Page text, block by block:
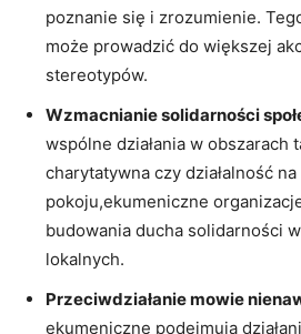
⁢poznanie się i zrozumienie.
może prowadzić do większej
stereotypów.
Wzmacnianie solidarności
wspólne działania w obszarach
charytatywna czy działalność
⁢pokoju,ekumeniczne
⁢budowania ducha solidarności
lokalnych.
Przeciwdziałanie ⁢mowie
ekumeniczne podejmują